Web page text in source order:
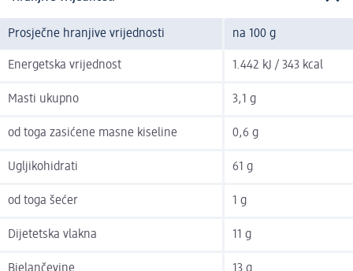
Prosječne hranjive vrijednosti na 100 g
Energetska vrijednost 1.442 kJ / 343 kcal
Masti ukupno 3,1 g
od toga zasićene masne kiseline 0,6 g
Ugljikohidrati 61 g
od toga šećer 1 g
Dijetetska vlakna 11 g